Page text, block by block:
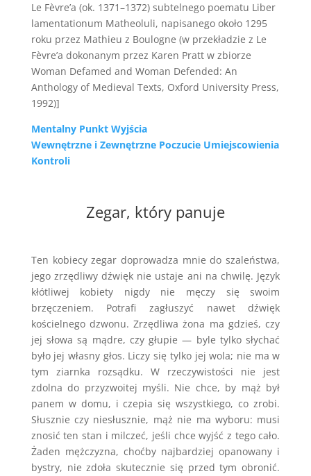
Le Fèvre’a (ok. 1371–1372) subtelnego poematu Liber
lamentationum Matheoluli, napisanego około 1295
roku przez Mathieu z Boulogne (w przekładzie z Le
Fèvre’a dokonanym przez Karen Pratt w zbiorze
Woman Defamed and Woman Defended: An
Anthology of Medieval Texts, Oxford University Press,
1992)]
Mentalny Punkt Wyjścia
Wewnętrzne i Zewnętrzne Poczucie Umiejscowienia
Kontroli
Zegar, który panuje
Ten kobiecy zegar doprowadza mnie do szaleństwa,
jego zrzędliwy dźwięk nie ustaje ani na chwilę. Język
kłótliwej kobiety nigdy nie męczy się swoim
brzęczeniem. Potrafi zagłuszyć nawet dźwięk
kościelnego dzwonu. Zrzędliwa żona ma gdzieś, czy
jej słowa są mądre, czy głupie — byle tylko słychać
było jej własny głos. Liczy się tylko jej wola; nie ma w
tym ziarnka rozsądku. W rzeczywistości nie jest
zdolna do przyzwoitej myśli. Nie chce, by mąż był
panem w domu, i czepia się wszystkiego, co zrobi.
Słusznie czy niesłusznie, mąż nie ma wyboru: musi
znosić ten stan i milczeć, jeśli chce wyjść z tego cało.
Żaden mężczyzna, choćby najbardziej opanowany i
bystry, nie zdoła skutecznie się przed tym obronić.